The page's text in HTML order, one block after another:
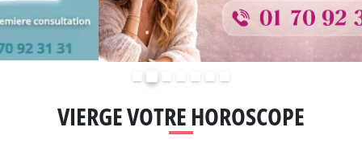
VIERGE VOTRE HOROSCOPE